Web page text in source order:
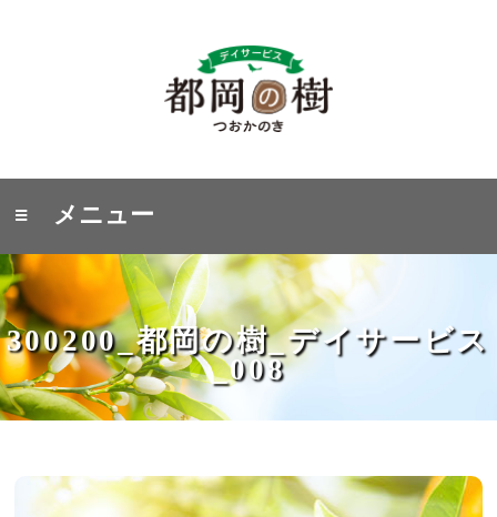
≡ メニュー
300200_都岡の樹_デイサービス
_008